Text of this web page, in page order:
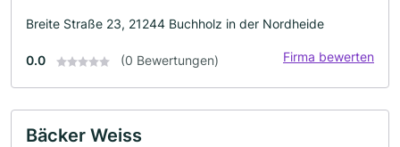
Breite Straße 23, 21244 Buchholz in der Nordheide
0.0 (0 Bewertungen) Firma bewerten
Bäcker Weiss